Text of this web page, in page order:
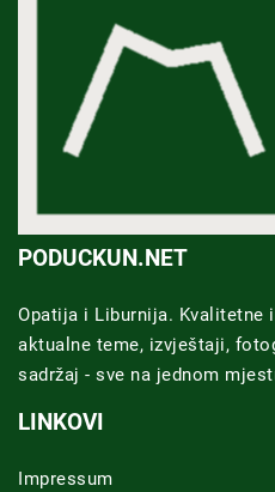
PODUCKUN.NET
Opatija i Liburnija. Kvalitetne
aktualne teme, izvještaji,
sadržaj - sve na jednom
LINKOVI
Impressum